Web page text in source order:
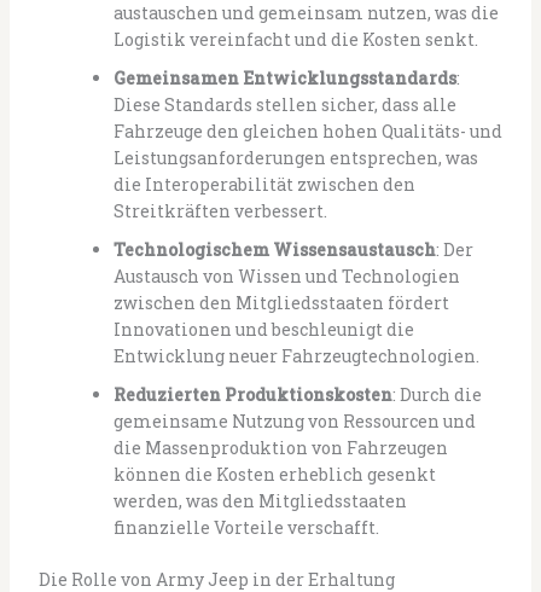
austauschen und gemeinsam nutzen, was die
Logistik vereinfacht und die Kosten senkt.
Gemeinsamen Entwicklungsstandards:
Diese Standards stellen sicher, dass alle
Fahrzeuge den gleichen hohen Qualitäts- und
Leistungsanforderungen entsprechen, was
die Interoperabilität zwischen den
Streitkräften verbessert.
Technologischem Wissensaustausch: Der
Austausch von Wissen und Technologien
zwischen den Mitgliedsstaaten fördert
Innovationen und beschleunigt die
Entwicklung neuer Fahrzeugtechnologien.
Reduzierten Produktionskosten: Durch die
gemeinsame Nutzung von Ressourcen und
die Massenproduktion von Fahrzeugen
können die Kosten erheblich gesenkt
werden, was den Mitgliedsstaaten
finanzielle Vorteile verschafft.
Die Rolle von Army Jeep in der Erhaltung